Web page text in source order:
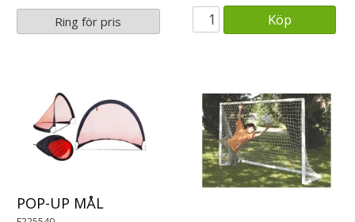
Ring för pris Köp
POP-UP MÅL